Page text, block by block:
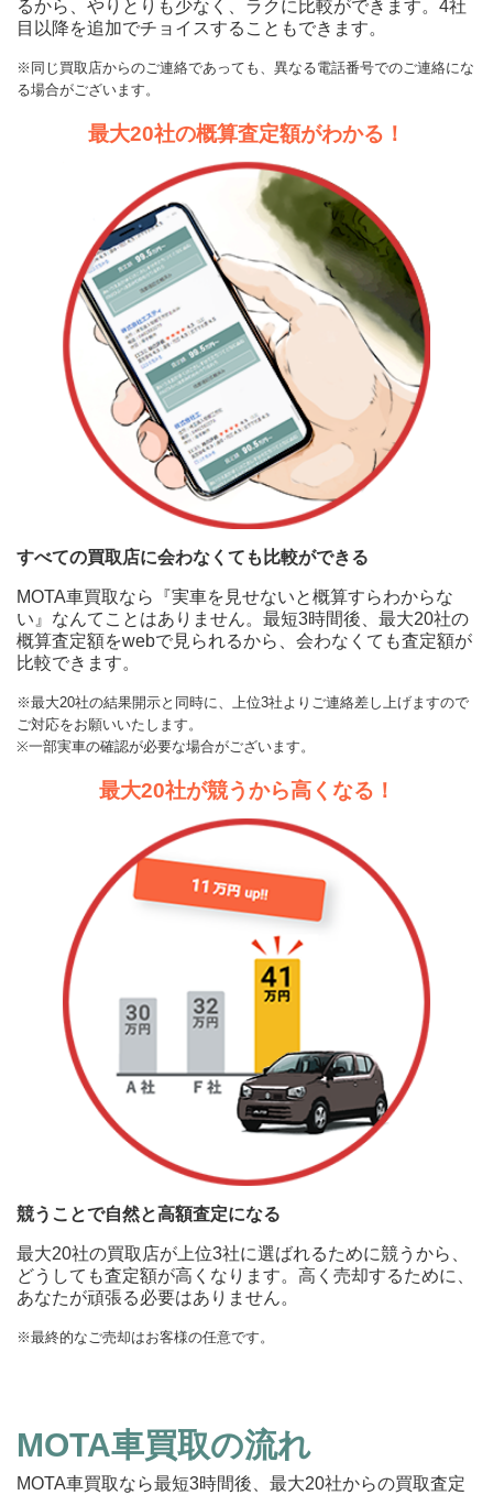
カブリオレ S560 198.9万円 ～ 1,260万円
車買取査定
に申込む
クーペ S400 4マチック 135.7万円 ～ 785.7万円
クーペ S450 4マチック 198.9万円 ～ 1,260万円
車買取査定
に申込む
クーペ S550 113.8万円 ～ 785.7万円
MOTA
車買取査定
に申込む
クーペ S550 4マチック 113.8万円 ～ 785.7万円
MOTA
車買取査定
に申込む
クーペ S550 4マチック エデ
113.8万円 ～ 502.2万円
に申込む
クーペ S560 4マチック
MOTA
ハイブリッド 23.3万円 ～ 265.4万円
113.8万円 ～ 784.8万円
ハイブリッド S300h エクスク
113.8万円 ～ 784.8万円
MOTA
車買取査定
に申込む
ハイブリッド S300h ロング 113.8万円 ～ 784.8万円
MOTA
に申込む
ハイブリッド S400 45.3万円 ～ 502.2万円
MOTA
車買取査定
に申込む
ハイブリッド S400 エクスク
45.3万円 ～ 502.2万円
ハイブリッド S400h 113.8万円 ～ 784.8万円
MOTA
車買取査定
に申込む
ハイブリッド S400h エクスク
113.8万円 ～ 784.8万円
ハイブリッド S450 (ISG搭載
モデル)
198.9万円 ～ 1,260万円
1994年
（32年落ち）
1998年
（28年落ち）
（平成4年）
（34年落ち）
355万円 ～ 538万円
1991年
（平成3年）
（35年落ち）
498万円 ～ 498万円
Sクラス 1980年式モデル
(E-126024,E-126035,E-126036,E-126039)
1990年式
（平成2年）
（36年落ち）
220万円 ～ 1,600万円
1989年
（昭和64年・平成1年）
（37年落ち）
258万円 ～ 780万円
1988年
336.5万円 ～ 542.2万円
（昭和62年）
（39年落ち）
273万円 ～ 513.7万円
1986年
（昭和61年）
（40年落ち）
1985年
（昭和60年）
（41年落ち）
1984年
（昭和59年）
233.2万円 ～ 233.2万円
1983年
（昭和58年）
（43年落ち）
198.7万円 ～ 198.7万円
（昭和55年）
289.3万円 ～ 289.3万円
（平成3年）
（35年落ち）
498万円 ～ 498万円
るから、やりとりも少なく、ラクに比較ができます。4社
目以降を追加でチョイスすることもできます。
※同じ買取店からのご連絡であっても、異なる電話番号でのご連絡にな
る場合がございます。
最大20社の概算査定額がわかる！
すべての買取店に会わなくても比較ができる
MOTA車買取なら『実車を見せないと概算すらわからな
い』なんてことはありません。最短3時間後、最大20社の
概算査定額をwebで見られるから、会わなくても査定額が
比較できます。
※最大20社の結果開示と同時に、上位3社よりご連絡差し上げますので
ご対応をお願いいたします。
※一部実車の確認が必要な場合がございます。
最大20社が競うから高くなる！
競うことで自然と高額査定になる
最大20社の買取店が上位3社に選ばれるために競うから、
どうしても査定額が高くなります。高く売却するために、
あなたが頑張る必要はありません。
※最終的なご売却はお客様の任意です。
MOTA車買取の流れ
MOTA車買取なら最短3時間後、最大20社からの買取査定